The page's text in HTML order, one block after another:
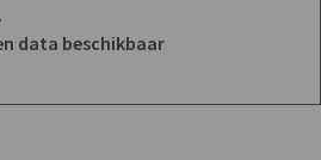
data beschikbaar